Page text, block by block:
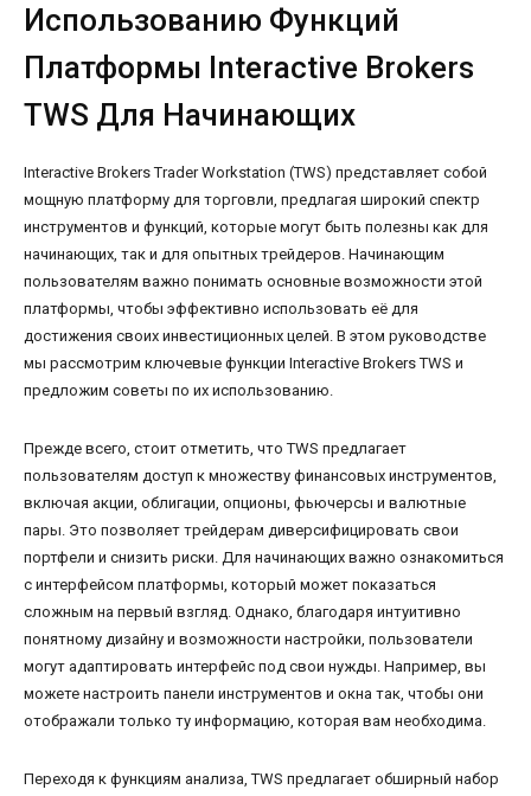
Использованию Функций
Платформы Interactive Brokers
TWS Для Начинающих
Interactive Brokers Trader Workstation (TWS) представляет собой
мощную платформу для торговли, предлагая широкий спектр
инструментов и функций, которые могут быть полезны как для
начинающих, так и для опытных трейдеров. Начинающим
пользователям важно понимать основные возможности этой
платформы, чтобы эффективно использовать её для
достижения своих инвестиционных целей. В этом руководстве
мы рассмотрим ключевые функции Interactive Brokers TWS и
предложим советы по их использованию.
Прежде всего, стоит отметить, что TWS предлагает
пользователям доступ к множеству финансовых инструментов,
включая акции, облигации, опционы, фьючерсы и валютные
пары. Это позволяет трейдерам диверсифицировать свои
портфели и снизить риски. Для начинающих важно ознакомиться
с интерфейсом платформы, который может показаться
сложным на первый взгляд. Однако, благодаря интуитивно
понятному дизайну и возможности настройки, пользователи
могут адаптировать интерфейс под свои нужды. Например, вы
можете настроить панели инструментов и окна так, чтобы они
отображали только ту информацию, которая вам необходима.
Переходя к функциям анализа, TWS предлагает обширный набор